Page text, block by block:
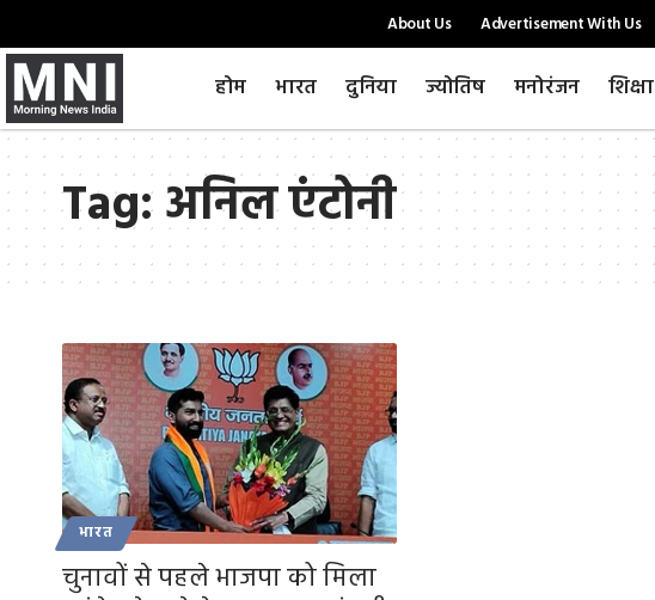
About Us Advertisement With Us
होम भारत दुनिया ज्योतिष मनोरंजन शिक्षा
Tag:अनिल एंटोनी
भारत
चुनावों से पहले भाजपा को मिला